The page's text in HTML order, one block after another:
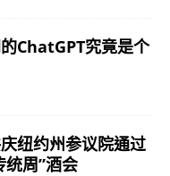
的ChatGPT究竟是个
庆纽约州参议院通过
统周”酒会